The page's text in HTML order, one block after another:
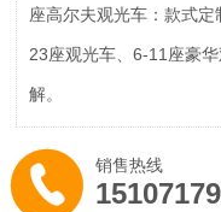
座高尔夫观光车：款式
23座观光车、6-11座豪
解。
销售热线